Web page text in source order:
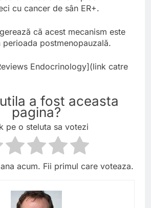
cu cancer de sân ER+.
că acest mecanism este
perioada postmenopauzală.
Endocrinology](link catre
a fost aceasta
pagina?
pe o steluta sa votezi
acum. Fii primul care voteaza.